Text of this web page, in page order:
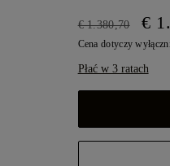
€ 1.380,70 €
Cena dotyczy
Płać w 3 ratach